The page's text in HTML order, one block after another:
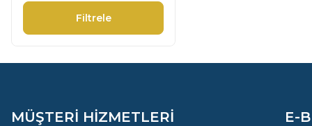
Filtrele
MÜŞTERİ HİZMETLERİ E-